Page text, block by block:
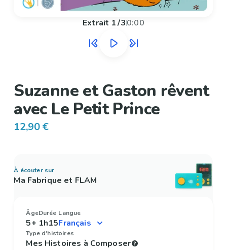
Extrait 1/30:00
Suzanne et Gaston rêvent
avec Le Petit Prince
12,90 €
À écouter sur
Ma Fabrique et FLAM
Âge
5+
Durée
1h15
Langue
Type d'histoires
Mes Histoires à Composer